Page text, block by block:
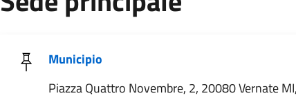
Municipio
Piazza Quattro Novembre, 2, 20080 Vernate